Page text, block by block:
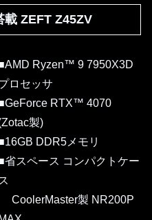
ZEFT Z45ZV
Ryzen™ 9 7950X3D
ロセッサ
RTX™ 4070
製)
DDR5メモリ
省スペース コンパクトケー
CoolerMaster製 NR200P